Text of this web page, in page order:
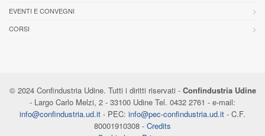
EVENTI E CONVEGNI
CORSI
© 2024 Confindustria Udine. Tutti i diritti riservati - Confindustria Udine
- Largo Carlo Melzi, 2 - 33100 Udine Tel. 0432 2761 - e-mail:
info@confindustria.ud.it - PEC: info@pec-confindustria.ud.it - C.F.
80001910308 - Credits